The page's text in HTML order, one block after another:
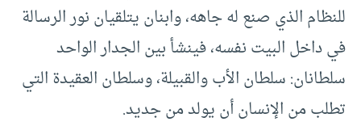
للنظام الذي صنع له جاهه، وابنان يتلقيان نور الرسالة
في داخل البيت نفسه، فينشأ بين الجدار الواحد
سلطانان: سلطان الأب والقبيلة، وسلطان العقيدة التي
تطلب من الإنسان أن يولد من جديد.